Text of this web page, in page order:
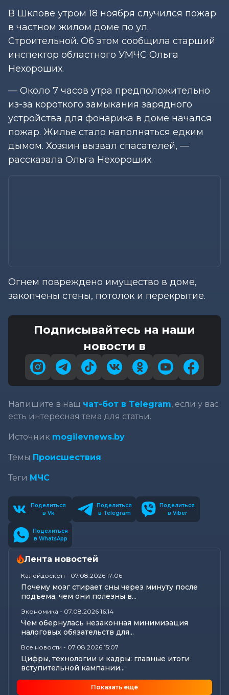
В Шклове утром 18 ноября случился пожар
в частном жилом доме по ул.
Строительной. Об этом сообщила старший
инспектор областного УМЧС Ольга
Нехороших.
— Около 7 часов утра предположительно
из-за короткого замыкания зарядного
устройства для фонарика в доме начался
пожар. Жилье стало наполняться едким
дымом. Хозяин вызвал спасателей, —
рассказала Ольга Нехороших.
Огнем повреждено имущество в доме,
закопчены стены, потолок и перекрытие.
Подписывайтесь на наши
новости в
Напишите в наш чат-бот в Telegram, если у вас
есть интересная тема для статьи.
Источник mogilevnews.by
Темы Происшествия
Теги МЧС
Поделиться
в Vk
Поделиться
в Telegram
Поделиться
в Viber
Поделиться
в WhatsApp
Лента новостей
Калейдоскоп - 07.08.2026 17:06
Почему мозг стирает сны через минуту после
подъема, чем они полезны в...
Экономика - 07.08.2026 16:14
Чем обернулась незаконная минимизация
налоговых обязательств для...
Все новости - 07.08.2026 15:07
Цифры, технологии и кадры: главные итоги
вступительной кампании...
Показать ещё